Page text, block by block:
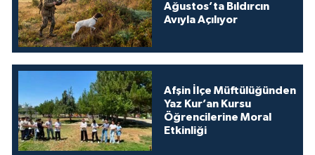
Ağustos’ta Bıldırcın
Avıyla Açılıyor
Afşin İlçe Müftülüğünden
Yaz Kur’an Kursu
Öğrencilerine Moral
Etkinliği